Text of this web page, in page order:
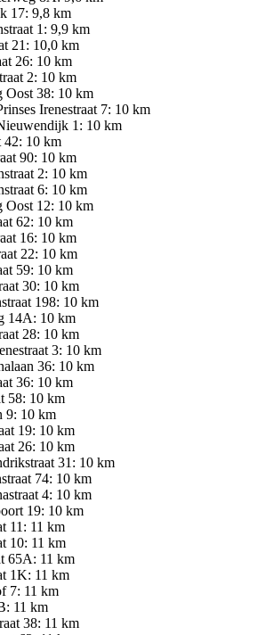
17: 9,8 km
1: 9,9 km
21: 10,0 km
26: 10 km
2: 10 km
Oost 38: 10 km
Irenestraat 7: 10 km
1: 10 km
42: 10 km
90: 10 km
2: 10 km
6: 10 km
Oost 12: 10 km
62: 10 km
16: 10 km
22: 10 km
59: 10 km
30: 10 km
198: 10 km
14A: 10 km
28: 10 km
3: 10 km
36: 10 km
36: 10 km
58: 10 km
9: 10 km
19: 10 km
26: 10 km
31: 10 km
74: 10 km
4: 10 km
19: 10 km
11: 11 km
10: 11 km
65A: 11 km
1K: 11 km
7: 11 km
11 km
38: 11 km